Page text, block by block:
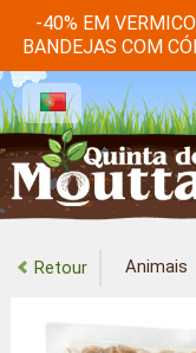
-40% EM
BANDEJAS COM
Retour Animais